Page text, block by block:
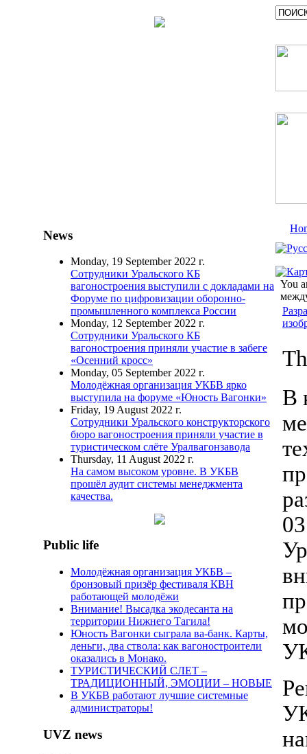
News
Monday, 19 September 2022 г.
Сотрудники Уральского КБ
вагоностроения выступили с докладами на
Форуме по цифровизации оборонно-
промышленного комплекса России
Monday, 12 September 2022 г.
Сотрудники Уральского КБ
вагоностроения приняли участие в забеге
«Осенний кросс»
Monday, 05 September 2022 г.
Молодёжная организация УКБВ ярко
выступила на форуме «Юность Вагонки»
Friday, 19 August 2022 г.
Сотрудники Уральского конструкторского
бюро вагоностроения приняли участие в
туристическом слёте Уралвагонзавода
Thursday, 11 August 2022 г.
На самом высоком уровне. В УКБВ
прошёл аудит системы менеджмента
качества.
Public life
Молодёжная организация УКБВ –
бронзовый призёр фестиваля КВН
работающей молодёжи
Внимание! Высадка экодесанта на
территории Нижнего Тагила!
Юность Вагонки сыграла ва-банк. Карты,
деньги, два ствола: как вагоностроители
оказались в Монако.
ТУРИСТИЧЕСКИЙ СЛЕТ –
ТРАДИЦИОННЫЙ, ЭМОЦИИ – НОВЫЕ
В УКБВ работают лучшие системные
администраторы!
UVZ news
You
В